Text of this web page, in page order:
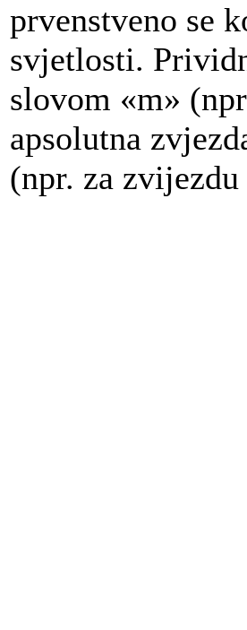
prvenstveno se
svjetlosti.
slovom «m»
apsolutna
(npr. za